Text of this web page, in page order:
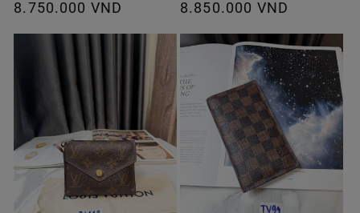
Giá
8.750.000 VND
Giá
thường
8.850.000 VND